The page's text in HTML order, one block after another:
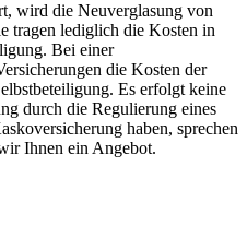
wird die Neuverglasung von
tragen lediglich die Kosten in
Bei einer
die Kosten der
Es erfolgt keine
durch die Regulierung eines
haben, sprechen
Ihnen ein Angebot.